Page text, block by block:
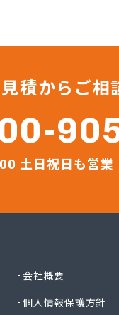
ほっとガス
ミライフ株
レモンガス
レモンガス
伊藤忠エネ
伊藤忠エネ
遠山商店
河原実業株
河原実業株
積からご相
土日祝日も営業
会社概要
個人情報保護方針